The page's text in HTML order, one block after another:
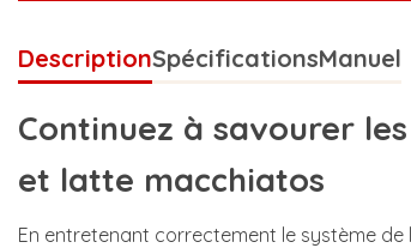
DescriptionSpécificationsManuel
Continuez à savourer
et latte macchiatos
En entretenant correctement le système